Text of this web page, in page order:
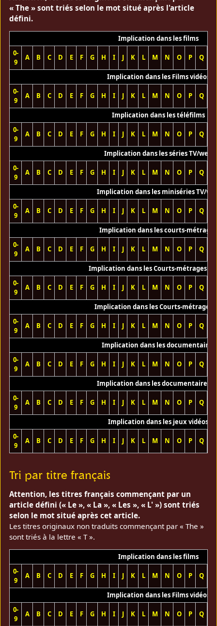
« The » sont triés selon le mot situé après l'article
défini.
Implication dans les films
0-
9
A B C D E F G H I J K L M N O P Q
Implication dans les Films vidéos
0-
9
A B C D E F G H I J K L M N O P Q
Implication dans les téléfilms
0-
9
A B C D E F G H I J K L M N O P Q
Implication dans les séries TV/web
0-
9
A B C D E F G H I J K L M N O P Q
Implication dans les miniséries TV/
0-
9
A B C D E F G H I J K L M N O P Q
Implication dans les courts-métrages
0-
9
A B C D E F G H I J K L M N O P Q
Implication dans les Courts-métrages
0-
9
A B C D E F G H I J K L M N O P Q
Implication dans les Courts-métrages
0-
9
A B C D E F G H I J K L M N O P Q
Implication dans les documentaires
0-
9
A B C D E F G H I J K L M N O P Q
Implication dans les documentaires
0-
9
A B C D E F G H I J K L M N O P Q
Implication dans les jeux vidéos
0-
9
A B C D E F G H I J K L M N O P Q
Tri par titre français
Attention, les titres français commençant par un
article défini (« Le », « La », « Les », « L' ») sont triés
selon le mot situé après cet article.
Les titres originaux non traduits commençant par « The »
sont triés à la lettre « T ».
Implication dans les films
0-
9
A B C D E F G H I J K L M N O P Q
Implication dans les Films vidéos
0-
9
A B C D E F G H I J K L M N O P Q